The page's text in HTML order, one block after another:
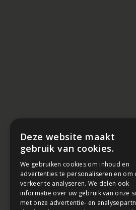
Deze website maakt
gebruik van cookies.
We gebruiken cookies om inhoud en
advertenties te personaliseren en om
verkeer te analyseren. We delen ook
informatie over uw gebruik van onze
met onze advertentie- en